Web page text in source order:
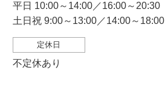
平日 10:00～14:00／16:00～20:30
土日祝 9:00～13:00／14:00～18:00
定休日
不定休あり